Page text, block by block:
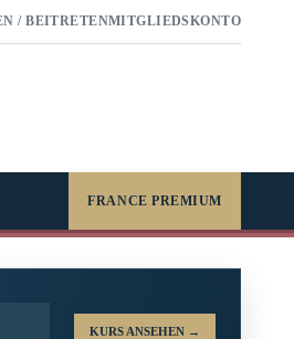
/ BEITRETENMITGLIEDSKONTO
FRANCE PREMIUM
KURS ANSEHEN →